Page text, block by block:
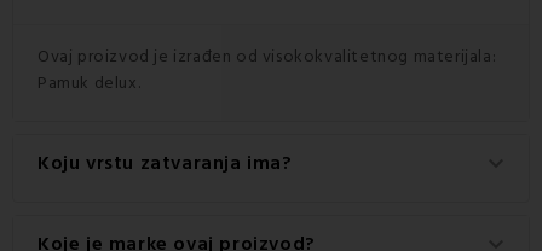
Ovaj proizvod je izrađen od visokokvalitetnog materijala:
Pamuk delux.
Koju vrstu zatvaranja ima?
Ovaj proizvod ima praktično zatvaranje na Zatvarač.
Koje je marke ovaj proizvod?